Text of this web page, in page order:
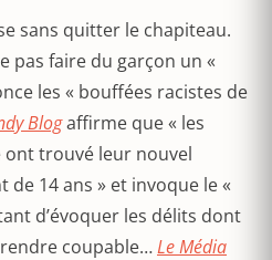
sans quitter le chapiteau.
pas faire du garçon un «
les « bouffées racistes de
Blogaffirme que « les
ont trouvé leur nouvel
14 ans » et invoque le «
d’évoquer les délits dont
coupable…Le Média